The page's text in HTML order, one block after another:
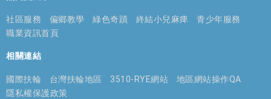
社區服務 偏鄉教學 綠色奇蹟 終結小兒麻痺
青少年服務
職業資訊首頁
相關連結
國際扶輪 台灣扶輪地區 3510-RYE網站
地區網站操作QA
隱私權保護政策